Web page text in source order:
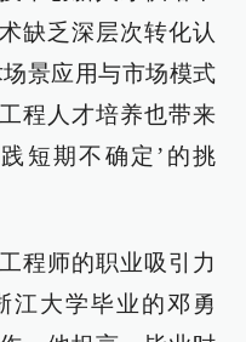
缺乏深层次转化认
景应用与市场模式
程人才培养也带来
短期不确定’的挑
程师的职业吸引力
江大学毕业的邓勇